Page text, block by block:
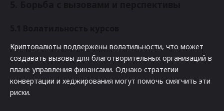
Криптовалюты подвержены волатильности, что может
создавать вызовы для благотворительных организаций в
плане управления финансами. Однако стратегии
конвертации и хеджирования могут помочь смягчить эти
риски.